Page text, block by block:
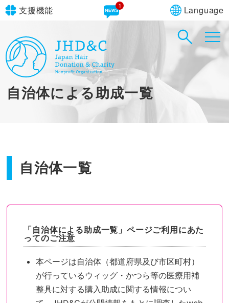
支援機能
文字サイズ 標準
青 黒
やさしいにほんご
Language
in simple English
自治体による助成一覧
自治体一覧
「自治体による助成一覧」ページご利用にあた
ってのご注意
本ページは自治体（都道府県及び市区町村）
が行っているウィッグ・かつら等の医療用補
整具に対する購入助成に関する情報につい